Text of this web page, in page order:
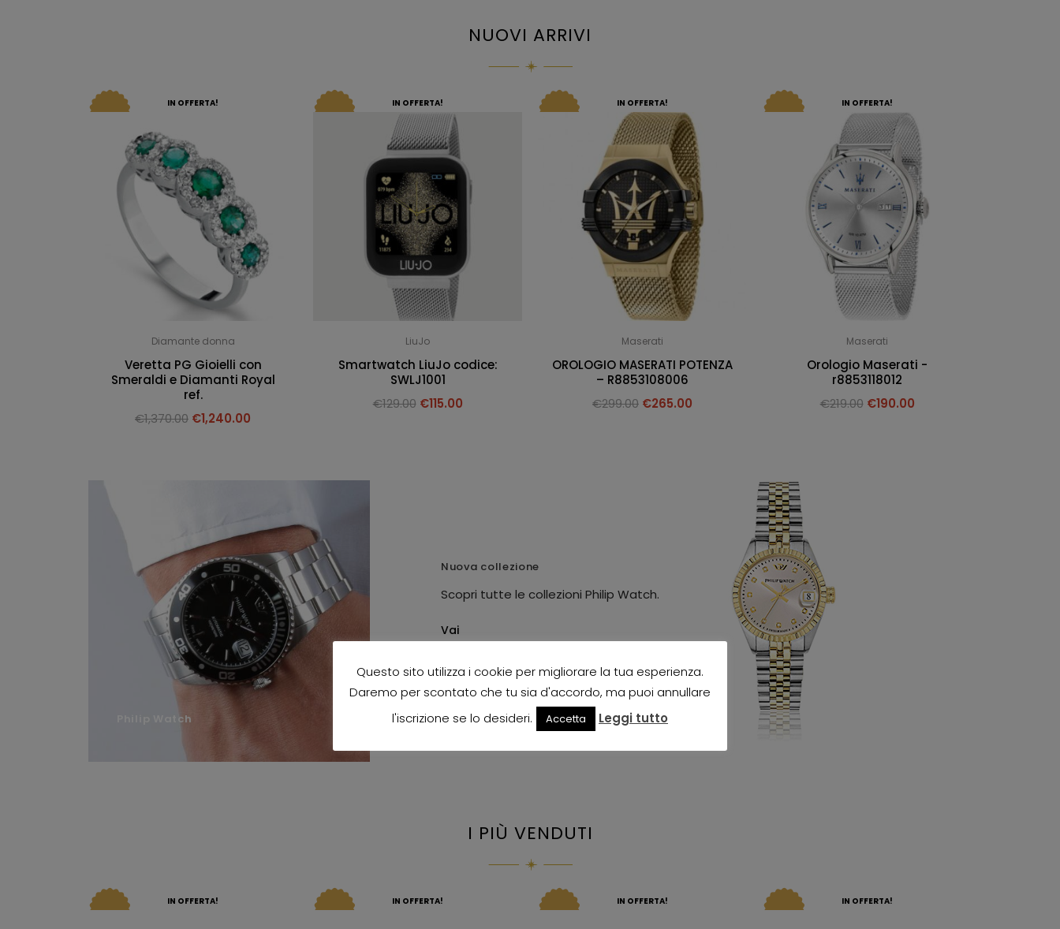
NUOVI ARRIVI
IN OFFERTA!
Diamante donna
Veretta PG Gioielli con
Smeraldi e Diamanti Royal
ref.
€1,370.00 €1,240.00
IN OFFERTA!
LiuJo
Smartwatch LiuJo codice:
SWLJ1001
€129.00 €115.00
IN OFFERTA!
Maserati
OROLOGIO MASERATI POTENZA
– R8853108006
€299.00 €265.00
IN OFFERTA!
Maserati
Orologio Maserati -
r8853118012
€219.00 €190.00
Philip Watch
Nuova collezione
Scopri tutte le collezioni Philip Watch.
Vai
I PIÙ VENDUTI
IN OFFERTA! IN OFFERTA! IN OFFERTA! IN OFFERTA!
Questo sito utilizza i cookie per migliorare la tua esperienza.
Daremo per scontato che tu sia d'accordo, ma puoi annullare
l'iscrizione se lo desideri.
Accetta Leggi tutto